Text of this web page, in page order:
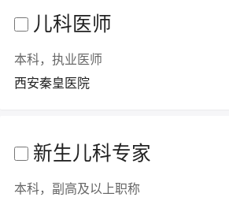
儿科医师
本科，执业医师
西安秦皇医院
新生儿科专家
本科，副高及以上职称